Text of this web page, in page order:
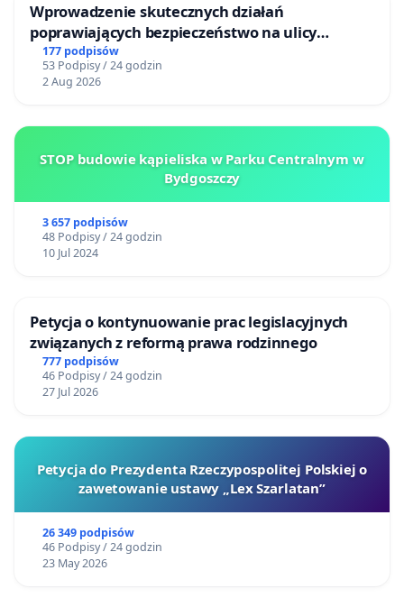
Wprowadzenie skutecznych działań
poprawiających bezpieczeństwo na ulicy
Żeromskiego w Otwocku
177 podpisów
53 Podpisy / 24 godzin
2 Aug 2026
STOP budowie kąpieliska w Parku Centralnym w
Bydgoszczy
3 657 podpisów
48 Podpisy / 24 godzin
10 Jul 2024
Petycja o kontynuowanie prac legislacyjnych
związanych z reformą prawa rodzinnego
777 podpisów
46 Podpisy / 24 godzin
27 Jul 2026
Petycja do Prezydenta Rzeczypospolitej Polskiej o
zawetowanie ustawy „Lex Szarlatan”
26 349 podpisów
46 Podpisy / 24 godzin
23 May 2026